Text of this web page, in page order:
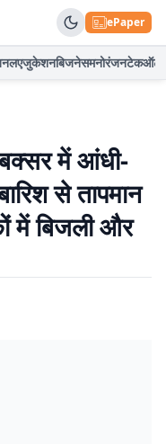
ePaper
एजुकेशनबिजनेसमनोरंजनटेकऑटो
में आंधी-
से तापमान
में बिजली और